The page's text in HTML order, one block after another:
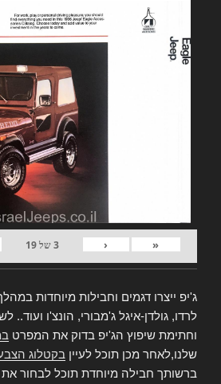
«
‹
3של19
ג'יפ ייצרו דגמים וחבילות מיוחדות
לרדו, גולדן-איגל ג'מבורי, הונצ'ו ועוד..
וחתימת שיפוץ הג'יפ בדוק את המפרט
שלנו,לאחר מכן תוכל לעיין בקטלוג
ברשותך חבילה מיוחדת תוכל לבחור את